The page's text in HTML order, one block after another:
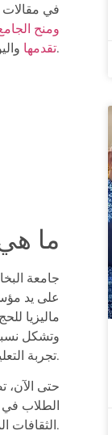
في مقالات
ومنح
تقدمهاواليوم دليل آخر سيفيدك.
ما
على يد
وتشكل
تجربة التعليم ويضيف بعدًا جديدًا للتفاعل الثقافي بين الطلاب.
الطلاب في
الثقافات المختلفة​.